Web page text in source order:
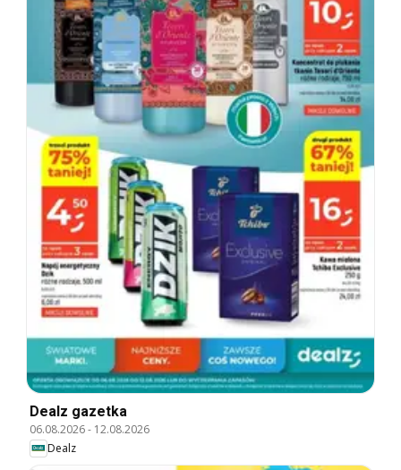
Dealz gazetka
06.08.2026- 12.08.2026
Dealz